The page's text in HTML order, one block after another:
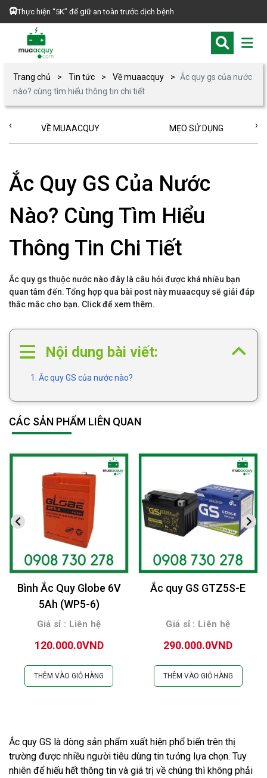
Thực hiện “5K” để giữ an toàn trước dịch bệnh
Trang chủ Tin tức Về muaacquy
Ắc quy gs của nước
nào? cùng tìm hiểu thông tin chi tiết
VỀ MUAACQUY MẸO SỬ DỤNG
‹ ›
Ắc Quy GS Của Nước
Nào? Cùng Tìm Hiểu
Thông Tin Chi Tiết
Ắc quy gs thuộc nước nào đây là câu hỏi được khá nhiều bạn
quan tâm đến. Tổng hợp qua bài post này muaacquy sẽ giải đáp
thắc mắc cho bạn. Click để xem thêm.
Nội dung bài viết:
1. Ắc quy GS của nước nào?
CÁC SẢN PHẨM LIÊN QUAN
Bình Ắc Quy Globe 6V
5Ah (WP5-6)
Giá sỉ : Liên hệ
120.000.0VND
THÊM VÀO GIỎ HÀNG
Ắc quy GS GTZ5S-E
Giá sỉ : Liên hệ
290.000.0VND
THÊM VÀO GIỎ HÀNG
Ắc quy GS là dòng sản phẩm xuất hiện phổ biến trên thị
trường được nhiều người tiêu dùng tin tưởng lựa chọn. Tuy
nhiên để hiếu hết thông tin và giá trị về chúng thì không phải